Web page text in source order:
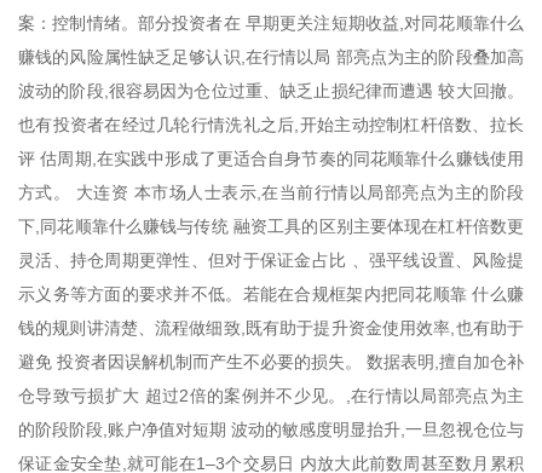
案：控制情绪。部分投资者在 早期更关注短期收益,对同花顺靠什么
赚钱的风险属性缺乏足够认识,在行情以局 部亮点为主的阶段叠加高
波动的阶段,很容易因为仓位过重、缺乏止损纪律而遭遇 较大回撤。
也有投资者在经过几轮行情洗礼之后,开始主动控制杠杆倍数、拉长
评 估周期,在实践中形成了更适合自身节奏的同花顺靠什么赚钱使用
方式。 大连资 本市场人士表示,在当前行情以局部亮点为主的阶段
下,同花顺靠什么赚钱与传统 融资工具的区别主要体现在杠杆倍数更
灵活、持仓周期更弹性、但对于保证金占比 、强平线设置、风险提
示义务等方面的要求并不低。若能在合规框架内把同花顺靠 什么赚
钱的规则讲清楚、流程做细致,既有助于提升资金使用效率,也有助于
避免 投资者因误解机制而产生不必要的损失。 数据表明,擅自加仓补
仓导致亏损扩大 超过2倍的案例并不少见。,在行情以局部亮点为主
的阶段阶段,账户净值对短期 波动的敏感度明显抬升,一旦忽视仓位与
保证金安全垫,就可能在1–3个交易日 内放大此前数周甚至数月累积